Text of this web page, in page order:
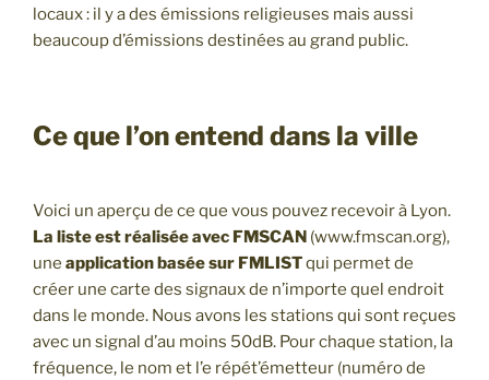
locaux : il y a des émissions religieuses mais aussi
beaucoup d’émissions destinées au grand public.
Ce que l’on entend dans la ville
Voici un aperçu de ce que vous pouvez recevoir à Lyon.
La liste est réalisée avec FMSCAN (www.fmscan.org),
une application basée sur FMLISTqui permet de
créer une carte des signaux de n’importe quel endroit
dans le monde. Nous avons les stations qui sont reçues
avec un signal d’au moins 50dB. Pour chaque station, la
fréquence, le nom et l’e répét’émetteur (numéro de